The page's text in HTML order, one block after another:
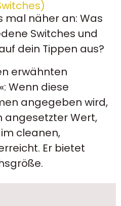
mal näher an: Was
Switches und
dein Tippen aus?
erwähnten
Wenn diese
angegeben wird,
angesetzter Wert,
cleanen,
Er bietet